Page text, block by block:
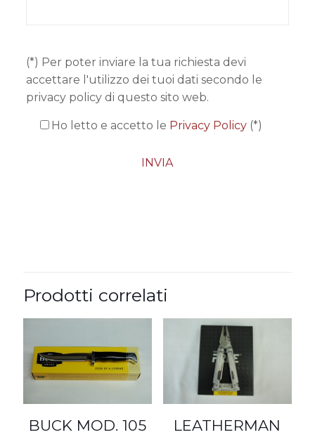
(*) Per poter inviare la tua richiesta devi
accettare l'utilizzo dei tuoi dati secondo le
privacy policy di questo sito web.
Ho letto e accetto le Privacy Policy(*)
Prodotti correlati
BUCK MOD. 105
LEATHERMAN